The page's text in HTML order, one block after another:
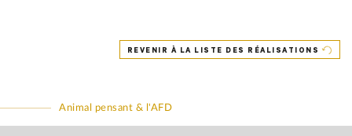
REVENIR À LA LISTE DES RÉALISATIONS
Animal pensant & l'AFD